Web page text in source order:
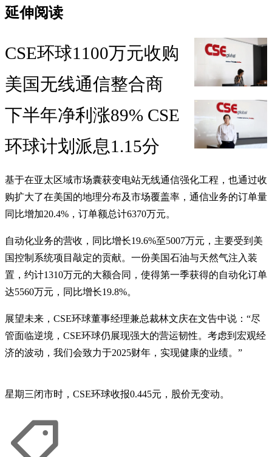
延伸阅读
CSE环球1100万元收购
美国无线通信整合商
下半年净利涨89% CSE
环球计划派息1.15分
基于在亚太区域市场囊获变电站无线通信强化工程，也通过收
购扩大了在美国的地理分布及市场覆盖率，通信业务的订单量
同比增加20.4%，订单额总计6370万元。
自动化业务的营收，同比增长19.6%至5007万元，主要受到美
国控制系统项目敲定的贡献。一份美国石油与天然气注入装
置，约计1310万元的大额合同，使得第一季获得的自动化订单
达5560万元，同比增长19.8%。
展望未来，CSE环球董事经理兼总裁林文庆在文告中说：“尽
管面临逆境，CSE环球仍展现强大的营运韧性。考虑到宏观经
济的波动，我们会致力于2025财年，实现健康的业绩。”
星期三闭市时，CSE环球收报0.445元，股价无变动。